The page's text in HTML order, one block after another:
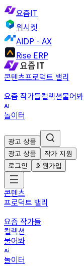
요즘IT
위시켓
AIDP - AX
Rise ERP
콘텐츠프로덕트 밸리
요즘 작가들컬렉션물어봐
놀이터
광고 상품
광고 상품
작가 지원
로그인
회원가입
콘텐츠
프로덕트 밸리
요즘 작가들
컬렉션
물어봐
놀이터